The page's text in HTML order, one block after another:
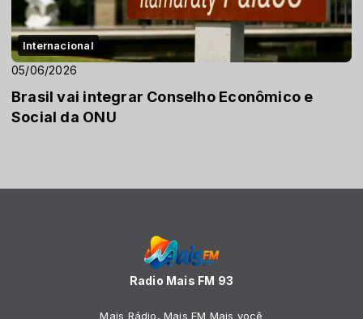
Internacional
05/06/2026
Brasil vai integrar Conselho Econômico e
Social da ONU
Radio Mais FM 93
Mais Rádio, Mais FM Mais você